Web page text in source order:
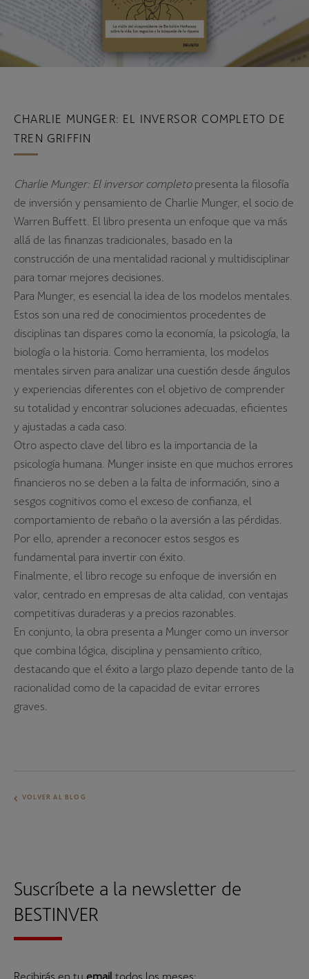
CHARLIE MUNGER: EL INVERSOR COMPLETO DE
TREN GRIFFIN
Charlie Munger: El inversor completopresenta la filosofía
de inversión y pensamiento de Charlie Munger, el socio de
Warren Buffett. El libro presenta un enfoque que va más
allá de las finanzas tradicionales, basado en la
construcción de una mentalidad racional y multidisciplinar
para tomar mejores decisiones.
Para Munger, es esencial la idea de los modelos mentales.
Estos son una red de conocimientos procedentes de
disciplinas tan dispares como la economía, la psicología, la
biología o la historia. Como herramienta, los modelos
mentales sirven para analizar una cuestión desde ángulos
y experiencias diferentes con el objetivo de comprender
su totalidad y encontrar soluciones adecuadas, eficientes
y ajustadas a cada caso.
Otro aspecto clave del libro es la importancia de la
psicología humana. Munger insiste en que muchos errores
financieros no se deben a la falta de información, sino a
sesgos cognitivos como el exceso de confianza, el
comportamiento de rebaño o la aversión a las pérdidas.
Por ello, aprender a reconocer estos sesgos es
fundamental para invertir con éxito.
Finalmente, el libro recoge su enfoque de inversión en
valor, centrado en empresas de alta calidad, con ventajas
competitivas duraderas y a precios razonables.
En conjunto, la obra presenta a Munger como un inversor
que combina lógica, disciplina y pensamiento crítico,
destacando que el éxito a largo plazo depende tanto de la
racionalidad como de la capacidad de evitar errores
graves.
VOLVER AL BLOG
Suscríbete a la newsletter de
BESTINVER
Recibirás en tu email todos los meses: